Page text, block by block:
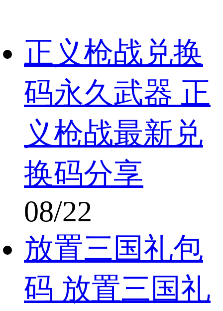
正义枪战兑换
码永久武器 正
义枪战最新兑
换码分享
08/22
放置三国礼包
码 放置三国礼